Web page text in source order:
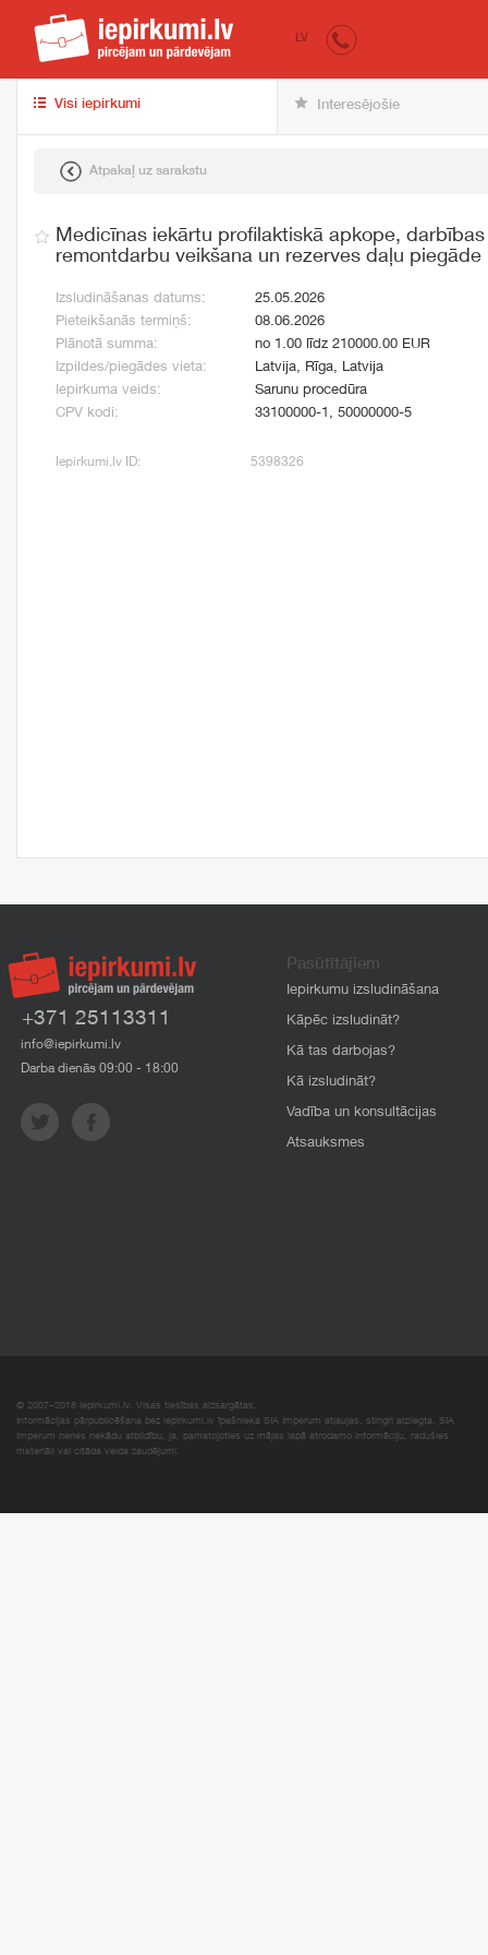
iepirkumi.lv
LV
Visi iepirkumi Interesējošie
Atpakaļ uz sarakstu
Medicīnas iekārtu profilaktiskā apkope,
remontdarbu veikšana un rezerves daļu piegāde
Izsludināšanas datums:
25.05.2026
Pieteikšanās termiņš:
08.06.2026
Plānotā summa:
no 1.00 līdz 210000.00 EUR
Izpildes/piegādes vieta:
Latvija, Rīga, Latvija
Iepirkuma veids:
Sarunu procedūra
CPV kodi:
33100000-1, 50000000-5
Iepirkumi.lv ID: 5398326
+371 25113311
info@iepirkumi.lv
Darba dienās 09:00 - 18:00
Pasūtītājiem
Iepirkumu izsludināšana
Kāpēc izsludināt?
Kā tas darbojas?
Kā izsludināt?
Vadība un konsultācijas
Atsauksmes
© 2007–2018 Iepirkumi.lv. Visas tiesības aizsargātas.
Informācijas pārpublicēšana bez iepirkumi.lv īpašnieka SIA Imperum atļaujas, stingri aizliegta. SIA
Imperum nenes nekādu atbildību, ja, pamatojoties uz mājas lapā atrodamo informāciju, radušies
materiāli vai citāda veida zaudējumi.